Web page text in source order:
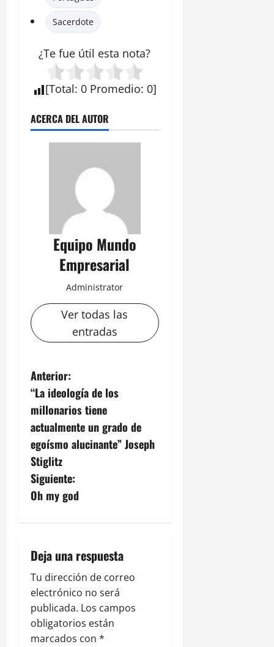
Sacerdote
¿Te fue útil esta nota?
[Total: 0 Promedio: 0]
ACERCA DEL AUTOR
Equipo Mundo
Empresarial
Administrator
Ver todas las
entradas
N
a
v
e
g
a
i
ó
n
d
Anterior:
“La ideología de los
millonarios tiene
actualmente un grado de
egoísmo alucinante” Joseph
Stiglitz
Siguiente:
Oh my god
Deja una respuesta
Tu dirección de correo
electrónico no será
publicada. Los campos
obligatorios están
marcados con *